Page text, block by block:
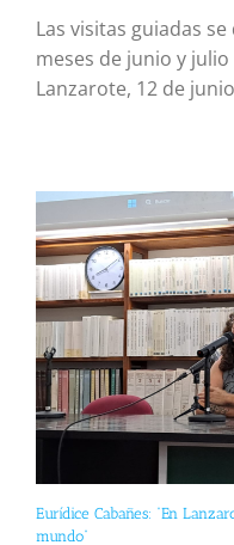
Las visitas guiadas
meses de junio y
Lanzarote, 12 de
Eurídice Cabañes: “En
mundo”